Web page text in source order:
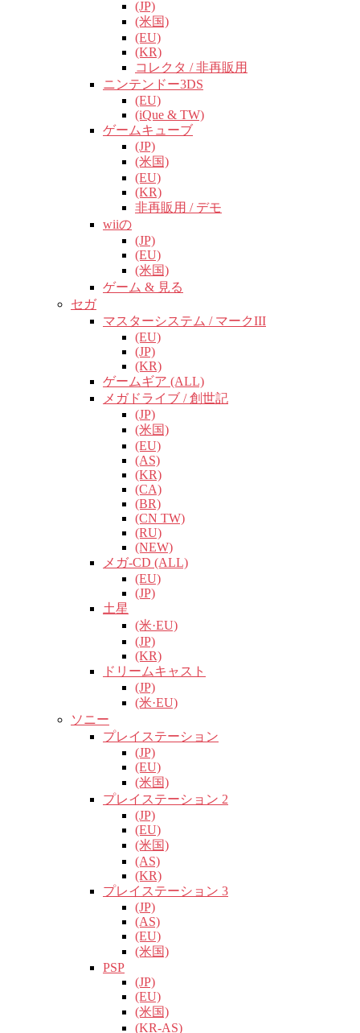
(JP)
(米国)
(EU)
(KR)
コレクタ / 非再販用
ニンテンドー3DS
(EU)
(iQue & TW)
ゲームキューブ
(JP)
(米国)
(EU)
(KR)
非再販用 / デモ
wiiの
(JP)
(EU)
(米国)
ゲーム & 見る
セガ
マスターシステム / マークIII
(EU)
(JP)
(KR)
ゲームギア (ALL)
メガドライブ / 創世記
(JP)
(米国)
(EU)
(AS)
(KR)
(CA)
(BR)
(CN TW)
(RU)
(NEW)
メガ-CD (ALL)
(EU)
(JP)
土星
(米·EU)
(JP)
(KR)
ドリームキャスト
(JP)
(米·EU)
ソニー
プレイステーション
(JP)
(EU)
(米国)
プレイステーション 2
(JP)
(EU)
(米国)
(AS)
(KR)
プレイステーション 3
(JP)
(AS)
(EU)
(米国)
PSP
(JP)
(EU)
(米国)
(KR-AS)